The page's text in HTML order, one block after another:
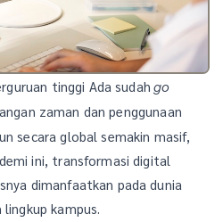
tinggi Ada sudah go
zaman dan penggunaan
secara global semakin masif,
ini, transformasi digital
dimanfaatkan pada dunia
kampus.